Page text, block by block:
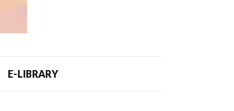
E-LIBRARY